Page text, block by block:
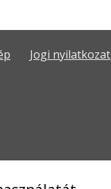
Jogi nyilatkozat